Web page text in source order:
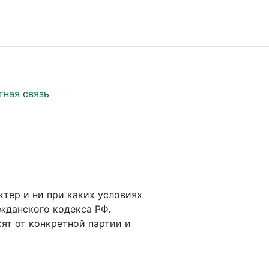
связь
и ни при каких условиях
кодекса РФ.
от конкретной партии и